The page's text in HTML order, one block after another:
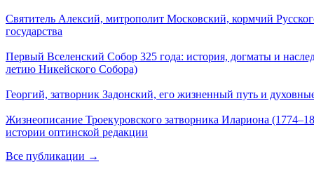
Святитель Алексий, митрополит Московский, кормчий
государства
Первый Вселенский Собор 325 года: история, догматы и
летию Никейского Собора)
Георгий, затворник Задонский, его жизненный путь и
Жизнеописание Троекуровского затворника Илариона
истории оптинской редакции
Все публикации →